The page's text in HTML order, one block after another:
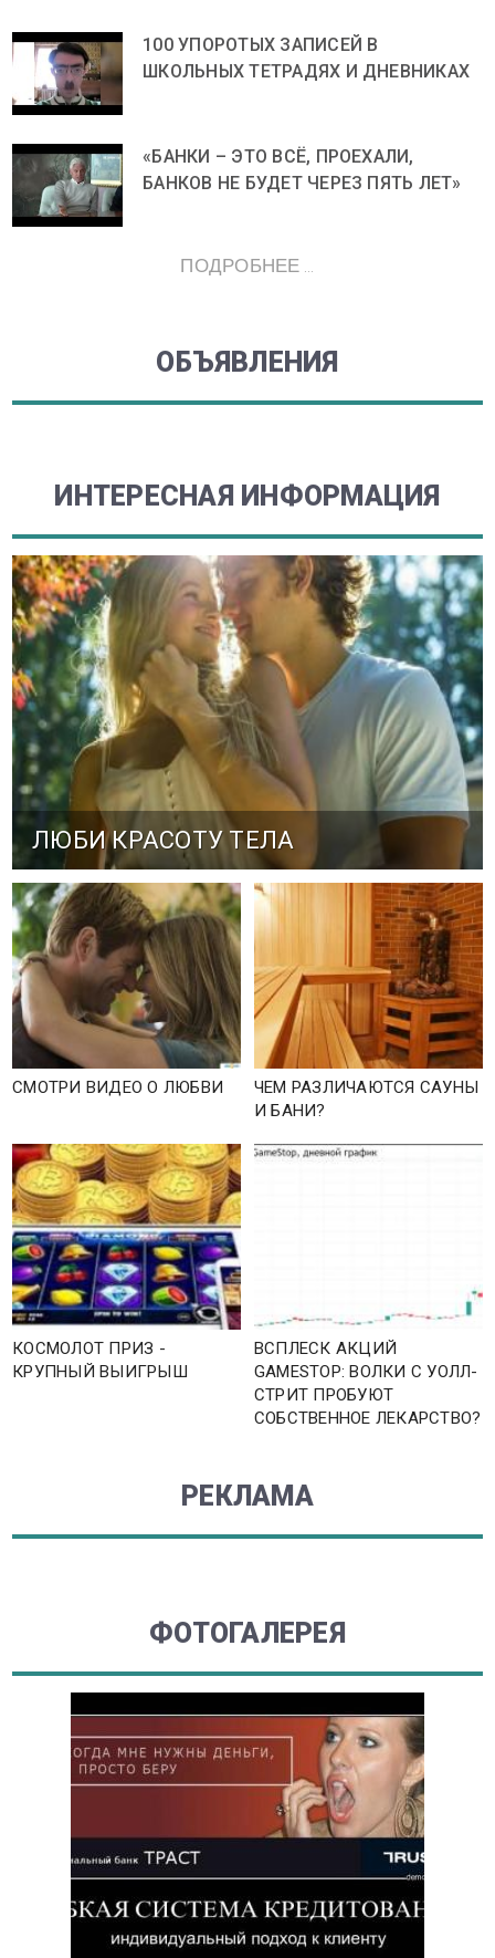
100 УПОРОТЫХ ЗАПИСЕЙ В
ШКОЛЬНЫХ ТЕТРАДЯХ И ДНЕВНИКАХ
«БАНКИ – ЭТО ВСЁ, ПРОЕХАЛИ,
БАНКОВ НЕ БУДЕТ ЧЕРЕЗ ПЯТЬ ЛЕТ»
ПОДРОБНЕЕ ...
ОБЪЯВЛЕНИЯ
ИНТЕРЕСНАЯ ИНФОРМАЦИЯ
ЛЮБИ КРАСОТУ ТЕЛА
СМОТРИ ВИДЕО О ЛЮБВИ
ЧЕМ РАЗЛИЧАЮТСЯ САУНЫ
И БАНИ?
КОСМОЛОТ ПРИЗ -
КРУПНЫЙ ВЫИГРЫШ
ВСПЛЕСК АКЦИЙ
GAMESTOP: ВОЛКИ С УОЛЛ-
СТРИТ ПРОБУЮТ
СОБСТВЕННОЕ ЛЕКАРСТВО?
РЕКЛАМА
ФОТОГАЛЕРЕЯ